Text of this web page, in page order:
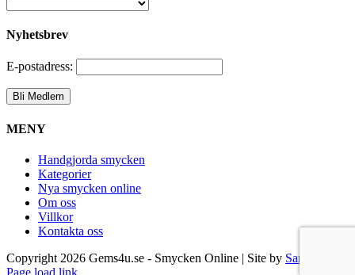
Nyhetsbrev
E-postadress:
MENY
Handgjorda smycken
Kategorier
Nya smycken online
Om oss
Villkor
Kontakta oss
Copyright 2026 Gems4u.se - Smycken Online | Site by Samsara
Page load link